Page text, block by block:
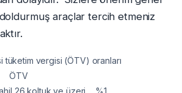
doldurmuş araçlar tercih etmeniz
tüketim vergisi (ÖTV) oranları
ÖTV
26 koltuk ve üzeri %1